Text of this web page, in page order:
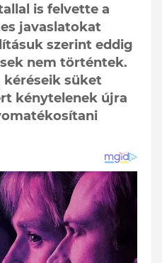
is felvette a
javaslatokat
szerint eddig
nem történtek.
kéréseik süket
kénytelenek újra